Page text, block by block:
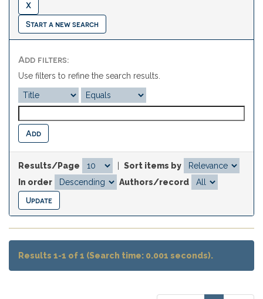
Start a new search
Add filters:
Use filters to refine the search results.
Results/Page
Sort items by
In order
Authors/record
Results 1-1 of 1 (Search time: 0.001 seconds).